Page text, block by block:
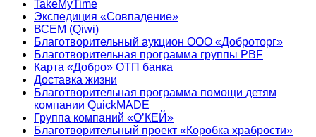
TakeMyTime
Экспедиция «Совпадение»
ВСЕМ (Qiwi)
Благотворительный аукцион ООО «Доброторг»
Благотворительная программа группы PBF
Карта «Добро» ОТП банка
Доставка жизни
Благотворительная программа помощи детям
компании QuickMADE
Группа компаний «О’КЕЙ»
Благотворительный проект «Коробка храбрости»